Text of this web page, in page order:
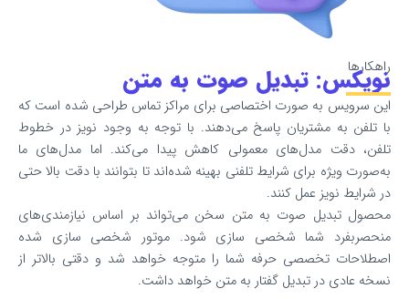
صوت به متن
صورت اختصاصی برای مراکز تماس طراحی شده است که
پاسخ می‌دهند. با توجه به وجود نویز در خطوط
معمولی کاهش پیدا می‌کند. اما مدل‌های ما
شرایط تلفنی بهینه شده‌اند تا بتوانند با دقت بالا حتی
کنند.
صوت به متن سخن می‌تواند بر اساس نیازمندی‌های
شما شخصی سازی شود. موتور شخصی سازی شده
حرفه شما را متوجه خواهد شد و دقتی بالاتر از
گفتار به متن خواهد داشت.